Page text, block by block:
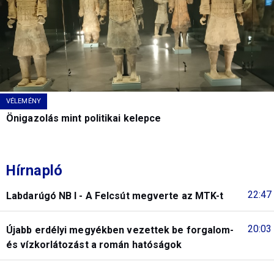
VÉLEMÉNY
Önigazolás mint politikai kelepce
Hírnapló
22:47
Labdarúgó NB I - A Felcsút megverte az MTK-t
20:03
Újabb erdélyi megyékben vezettek be forgalom-
és vízkorlátozást a román hatóságok